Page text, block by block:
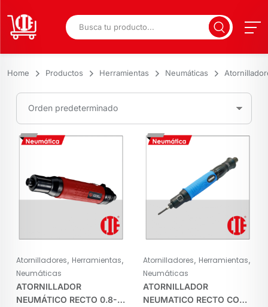
Home Productos Herramientas Neumáticas
Atornilladores, Herramientas,
Neumáticas
ATORNILLADOR
NEUMÁTICO RECTO 0.8-
Atornilladores, Herramientas,
Neumáticas
ATORNILLADOR
NEUMATICO RECTO CON